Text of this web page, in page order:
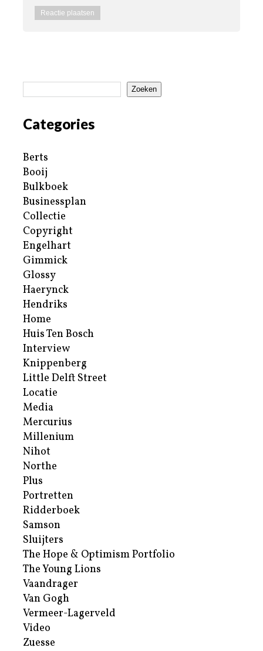
Zoeken
Categories
Berts
Booij
Bulkboek
Businessplan
Collectie
Copyright
Engelhart
Gimmick
Glossy
Haerynck
Hendriks
Home
Huis Ten Bosch
Interview
Knippenberg
Little Delft Street
Locatie
Media
Mercurius
Millenium
Nihot
Northe
Plus
Portretten
Ridderboek
Samson
Sluijters
The Hope & Optimism Portfolio
The Young Lions
Vaandrager
Van Gogh
Vermeer-Lagerveld
Video
Zuesse